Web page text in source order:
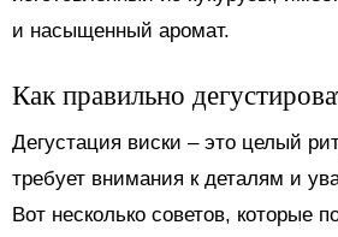
и насыщенный аромат.
Как правильно
Дегустация виски – это целый
требует внимания к деталям и
Вот несколько советов, которые